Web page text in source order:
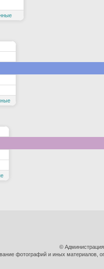
©
фотографий и иных материалов,